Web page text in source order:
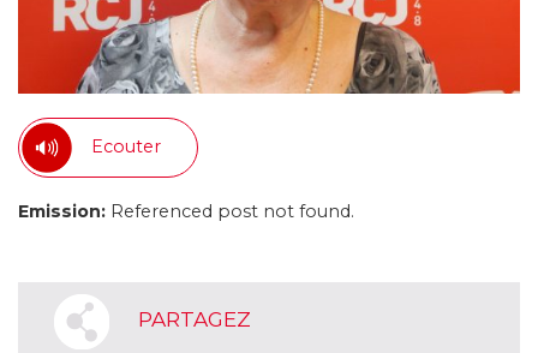
Ecouter
Emission: Referenced post not found.
PARTAGEZ